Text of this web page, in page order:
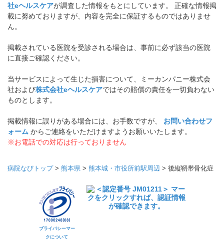
社eヘルスケアが調査した情報をもとにしています。 正確な情報掲
載に努めておりますが、内容を完全に保証するものではありませ
ん。
掲載されている医院を受診される場合は、事前に必ず該当の医院
に直接ご確認ください。
当サービスによって生じた損害について、ミーカンパニー株式会
社および株式会社eヘルスケアではその賠償の責任を一切負わない
ものとします。
掲載情報に誤りがある場合には、お手数ですが、 お問い合わせフ
ォーム からご連絡をいただけますようお願いいたします。
※お電話での対応は行っておりません
病院なびトップ> 熊本県 > 熊本城・市役所前駅周辺 > 後縦靭帯骨化症
プライバシーマー
クについて